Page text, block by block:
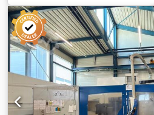
refrigeração a água 43 kW / 900
Chedpfx Asqy Hineqgea X = 8000
Cabeçotes de fresagem:
equipamentos: Trocador de
1 transportador de cavacos
de placas Mesas giratórias tipo
Sistema totalmente automático
fresagem Processamento
respingos Pacotes tecnológicos